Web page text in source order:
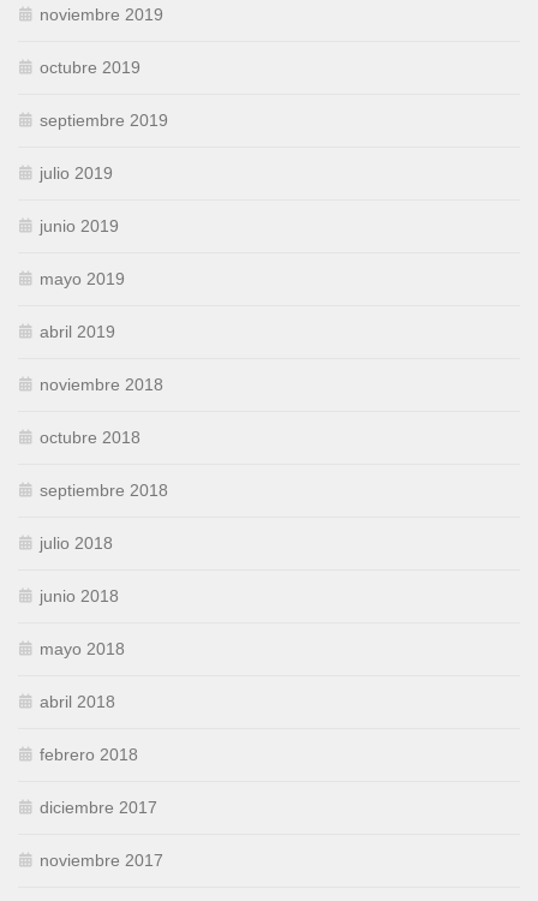
noviembre 2019
octubre 2019
septiembre 2019
julio 2019
junio 2019
mayo 2019
abril 2019
noviembre 2018
octubre 2018
septiembre 2018
julio 2018
junio 2018
mayo 2018
abril 2018
febrero 2018
diciembre 2017
noviembre 2017